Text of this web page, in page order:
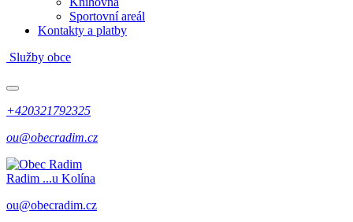
Sportovní areál
Kontakty a platby
Služby obce
+420321792325
ou@obecradim.cz
Radim ...u Kolína
ou@obecradim.cz